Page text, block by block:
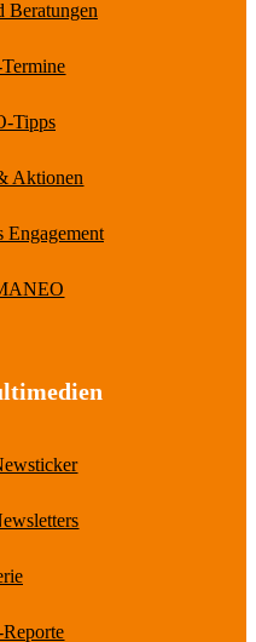
Beratungen
Tipps
Aktionen
Engagement